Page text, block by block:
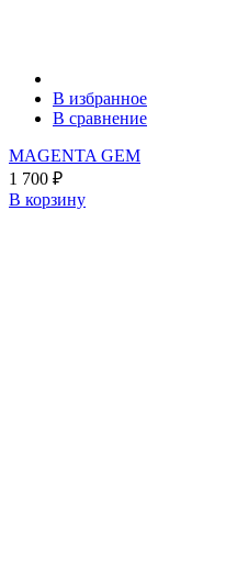
В избранное
В сравнение
MAGENTA GEM
1 700 ₽
В корзину